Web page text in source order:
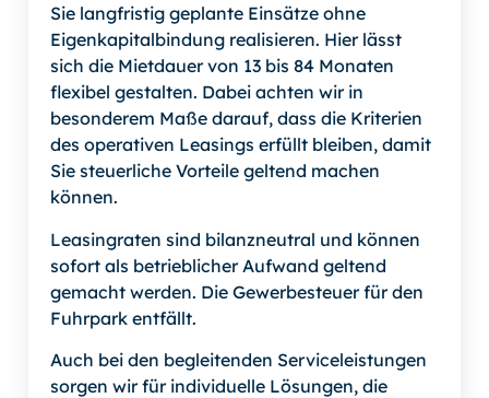
Sie langfristig geplante Einsätze ohne
Eigenkapitalbindung realisieren. Hier lässt
sich die Mietdauer von 13 bis 84 Monaten
flexibel gestalten. Dabei achten wir in
besonderem Maße darauf, dass die Kriterien
des operativen Leasings erfüllt bleiben, damit
Sie steuerliche Vorteile geltend machen
können.
Leasingraten sind bilanzneutral und können
sofort als betrieblicher Aufwand geltend
gemacht werden. Die Gewerbesteuer für den
Fuhrpark entfällt.
Auch bei den begleitenden Serviceleistungen
sorgen wir für individuelle Lösungen, die